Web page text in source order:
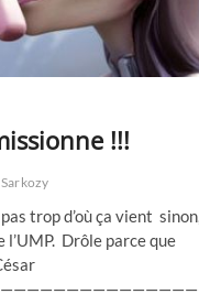
!!!
Sarkozy
trop d’où ça vient
Drôle parce que